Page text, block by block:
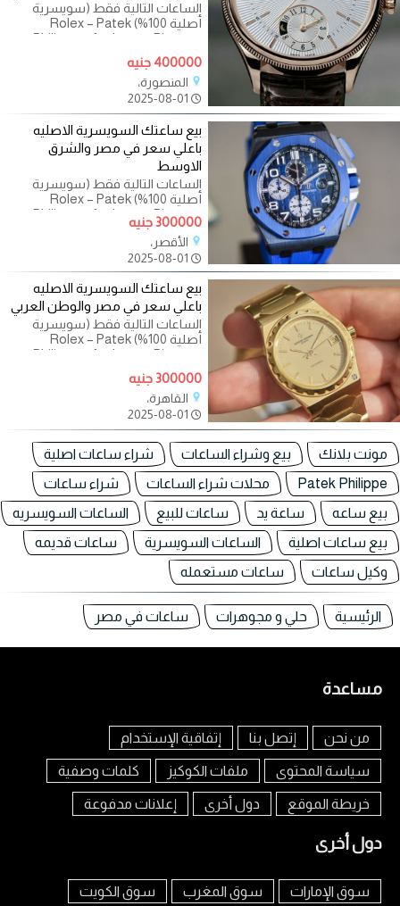
الساعات التالية فقط (سويسرية
أصلية 100%) Rolex – Patek
Philippe – Audemars Piguet –
Richard Mille Omega – Cartier –
Vacheron Constantin
400000 جنيه
المنصورة،
بيع ساعتك السويسرية الاصليه
باعلي سعر في مصر والشرق
الاوسط
الساعات التالية فقط (سويسرية
أصلية 100%) Rolex – Patek
Philippe – Audemars Piguet –
Richard Mille Omega – Cartier –
Vacheron Constantin
300000 جنيه
الأقصر،
بيع ساعتك السويسرية الاصليه
باعلي سعر في مصر والوطن العربي
الساعات التالية فقط (سويسرية
أصلية 100%) Rolex – Patek
Philippe – Audemars Piguet –
Richard Mille Omega – Cartier –
Vacheron Constantin
300000 جنيه
القاهرة،
مونت بلانك بيع وشراء الساعات
شراء ساعات اصلية
Patek Philippe
محلات شراء الساعات
شراء ساعات
بيع ساعه
ساعة يد ساعات للبيع
الساعات السويسريه
بيع ساعات اصلية
الساعات السويسرية
ساعات قديمه
وكيل ساعات
ساعات مستعمله
الرئيسية حلي و مجوهرات ساعات في مصر
مساعدة
من نحن إتصل بنا إتفاقية الإستخدام
سياسة المحتوى ملفات الكوكيز كلمات وصفية
خريطة الموقع دول أخرى إعلانات مدفوعة
دول أخرى
سوق الإمارات سوق المغرب سوق الكويت